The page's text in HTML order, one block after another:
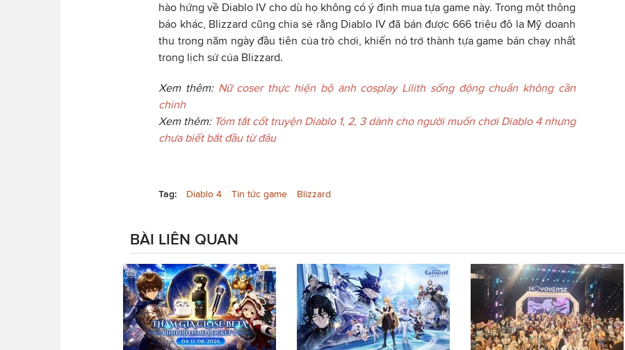
hào hứng về Diablo IV cho dù họ không có ý định mua tựa game này. Trong một thông
báo khác, Blizzard cũng chia sẻ rằng Diablo IV đã bán được 666 triệu đô la Mỹ doanh
thu trong năm ngày đầu tiên của trò chơi, khiến nó trở thành tựa game bán chạy nhất
trong lịch sử của Blizzard.
Xem thêm: Nữ coser thực hiện bộ ảnh cosplay Lilith sống động chuẩn không cần
chỉnh
Xem thêm: Tóm tắt cốt truyện Diablo 1, 2, 3 dành cho người muốn chơi Diablo 4 nhưng
chưa biết bắt đầu từ đâu
Tag: Diablo 4 Tin tức game Blizzard
BÀI LIÊN QUAN